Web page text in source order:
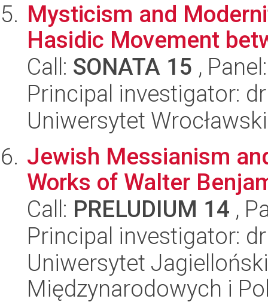
Mysticism and
Hasidic Movement
Call: SONATA 15 ,
Principal investigator:
Uniwersytet
Jewish Messianism
Works of Walter
Call: PRELUDIUM 14 ,
Principal investigator:
Uniwersytet
Międzynarodowych i